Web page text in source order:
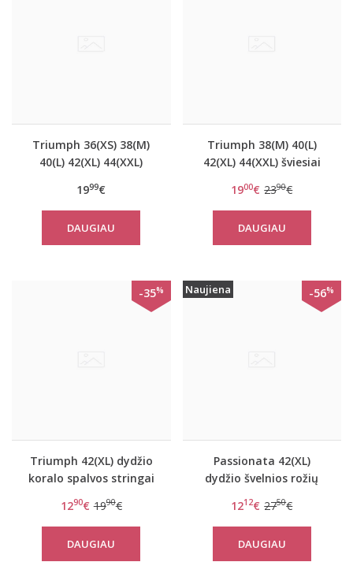
Triumph 36(XS) 38(M)
40(L) 42(XL) 44(XXL)
neriniuoti marškinėliai
Climate Control
CAMISOLE
1999€
DAUGIAU
Triumph 38(M) 40(L)
42(XL) 44(XXL) šviesiai
medvilniniai naktinukai
ilgomis rankovėmis
Nightdresses NDK LSL
10 X
1900€ 2390€
DAUGIAU
-35%
Triumph 42(XL) dydžio
koralo spalvos stringai
string
1290€ 1990€
DAUGIAU
Naujiena -56%
Passionata 42(XL)
dydžio švelnios rožių
46
1212€ 2750€
DAUGIAU